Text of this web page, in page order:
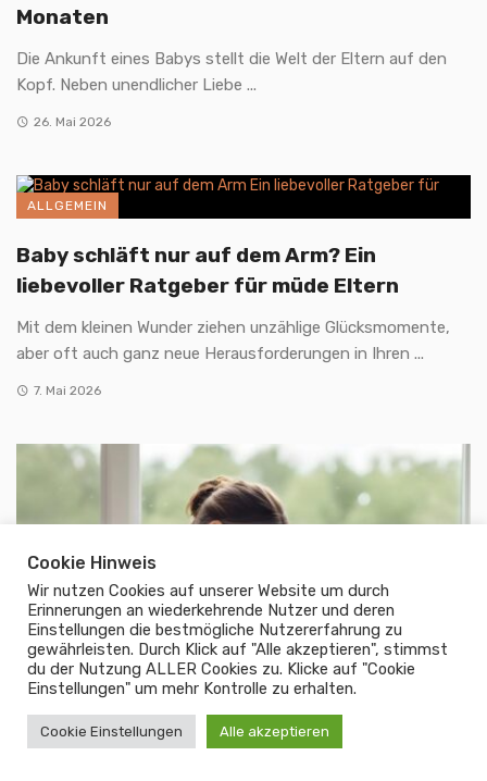
Monaten
Die Ankunft eines Babys stellt die Welt der Eltern auf den
Kopf. Neben unendlicher Liebe ...
26. Mai 2026
ALLGEMEIN
Baby schläft nur auf dem Arm? Ein
liebevoller Ratgeber für müde Eltern
Mit dem kleinen Wunder ziehen unzählige Glücksmomente,
aber oft auch ganz neue Herausforderungen in Ihren ...
7. Mai 2026
Cookie Hinweis
Wir nutzen Cookies auf unserer Website um durch
Erinnerungen an wiederkehrende Nutzer und deren
Einstellungen die bestmögliche Nutzererfahrung zu
gewährleisten. Durch Klick auf "Alle akzeptieren", stimmst
du der Nutzung ALLER Cookies zu. Klicke auf "Cookie
Einstellungen" um mehr Kontrolle zu erhalten.
Cookie Einstellungen Alle akzeptieren